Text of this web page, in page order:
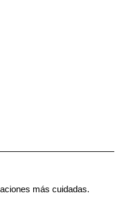
más cuidadas.